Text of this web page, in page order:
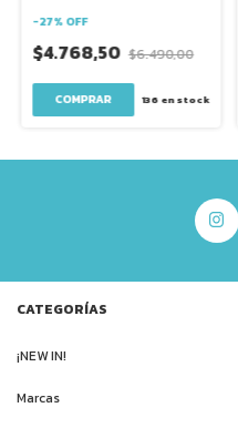
-27% OFF
$4.768,50 $6.490,00
136 en stock
CATEGORÍAS
¡NEW IN!
Marcas